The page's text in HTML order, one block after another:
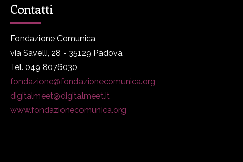
Contatti
Fondazione Comunica
via Savelli, 28 - 35129 Padova
Tel. 049 8076030
fondazione@fondazionecomunica.org
digitalmeet@digitalmeet.it
www.fondazionecomunica.org